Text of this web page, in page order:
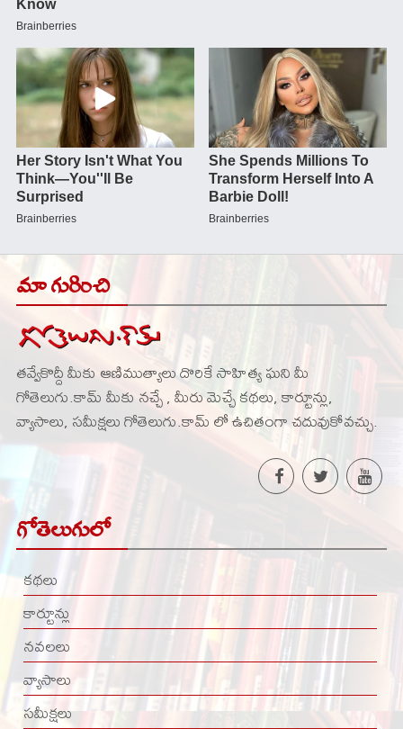
మా గురించి
తవ్వేకొద్దీ మీకు ఆణిముత్యాలు దొరికే సాహిత్య ఘని మీ
గోతెలుగు.కామ్ మీకు నచ్చే , మీరు మెచ్చే కథలు, కార్టూన్లు,
వ్యాసాలు, సమీక్షలు గోతెలుగు.కామ్ లో ఉచితంగా చదువుకోవచ్చు.
గోతెలుగులో
కథలు
కార్టూన్లు
నవలలు
వ్యాసాలు
సమీక్షలు